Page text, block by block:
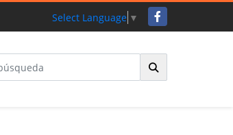
Select Language ▼ Facebook